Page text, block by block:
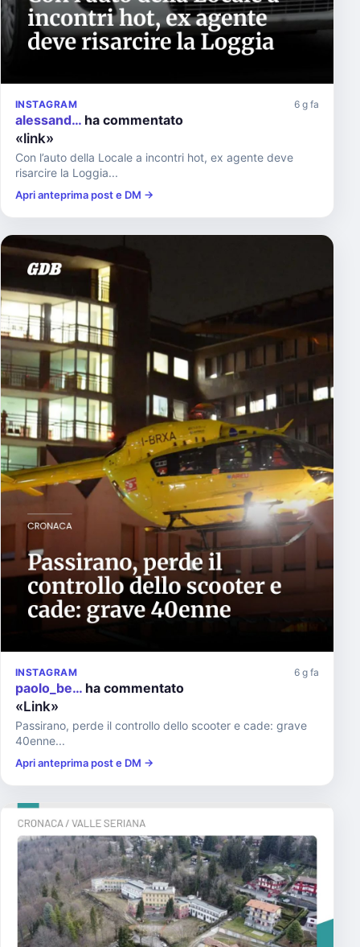
INSTAGRAM 6 g fa
alessand… ha commentato
«link»
Con l’auto della Locale a incontri hot, ex agente deve
risarcire la Loggia...
Apri anteprima post e DM →
INSTAGRAM 6 g fa
paolo_be… ha commentato
«Link»
Passirano, perde il controllo dello scooter e cade: grave
40enne...
Apri anteprima post e DM →